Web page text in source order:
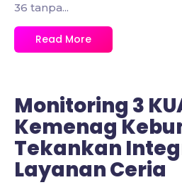
36 tanpa...
Read More
Monitoring 3
Kemenag
Tekankan
Layanan Ceria